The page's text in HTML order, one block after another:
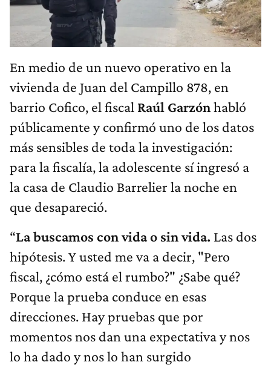
En medio de un nuevo operativo en la
vivienda de Juan del Campillo 878, en
barrio Cofico, el fiscal Raúl Garzónhabló
públicamente y confirmó uno de los datos
más sensibles de toda la investigación:
para la fiscalía, la adolescente sí ingresó a
la casa de Claudio Barrelier la noche en
que desapareció.
“La buscamos con vida o sin vida. Las dos
hipótesis. Y usted me va a decir, "Pero
fiscal, ¿cómo está el rumbo?" ¿Sabe qué?
Porque la prueba conduce en esas
direcciones. Hay pruebas que por
momentos nos dan una expectativa y nos
lo ha dado y nos lo han surgido